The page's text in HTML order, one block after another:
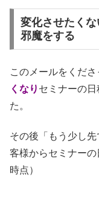
変化させたく
邪魔をする
このメールをくださ
くなり セミナーの
た。
その後「もう少し
客様からセミナー
時点）